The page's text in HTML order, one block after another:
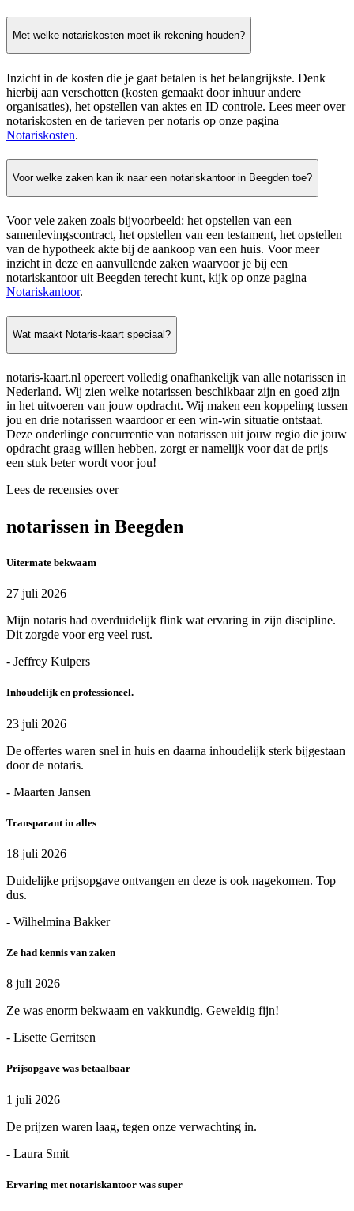
Met welke notariskosten moet ik rekening houden?
Inzicht in de kosten die je gaat betalen is het belangrijkste. Denk
hierbij aan verschotten (kosten gemaakt door inhuur andere
organisaties), het opstellen van aktes en ID controle. Lees meer over
notariskosten en de tarieven per notaris op onze pagina
Notariskosten.
Voor welke zaken kan ik naar een notariskantoor in Beegden toe?
Voor vele zaken zoals bijvoorbeeld: het opstellen van een
samenlevingscontract, het opstellen van een testament, het opstellen
van de hypotheek akte bij de aankoop van een huis. Voor meer
inzicht in deze en aanvullende zaken waarvoor je bij een
notariskantoor uit Beegden terecht kunt, kijk op onze pagina
Notariskantoor.
Wat maakt Notaris-kaart speciaal?
notaris-kaart.nl opereert volledig onafhankelijk van alle notarissen in
Nederland. Wij zien welke notarissen beschikbaar zijn en goed zijn
in het uitvoeren van jouw opdracht. Wij maken een koppeling tussen
jou en drie notarissen waardoor er een win-win situatie ontstaat.
Deze onderlinge concurrentie van notarissen uit jouw regio die jouw
opdracht graag willen hebben, zorgt er namelijk voor dat de prijs
een stuk beter wordt voor jou!
Lees de recensies over
notarissen in Beegden
Uitermate bekwaam
27 juli 2026
Mijn notaris had overduidelijk flink wat ervaring in zijn discipline.
Dit zorgde voor erg veel rust.
- Jeffrey Kuipers
Inhoudelijk en professioneel.
23 juli 2026
De offertes waren snel in huis en daarna inhoudelijk sterk bijgestaan
door de notaris.
- Maarten Jansen
Transparant in alles
18 juli 2026
Duidelijke prijsopgave ontvangen en deze is ook nagekomen. Top
dus.
- Wilhelmina Bakker
Ze had kennis van zaken
8 juli 2026
Ze was enorm bekwaam en vakkundig. Geweldig fijn!
- Lisette Gerritsen
Prijsopgave was betaalbaar
1 juli 2026
De prijzen waren laag, tegen onze verwachting in.
- Laura Smit
Ervaring met notariskantoor was super